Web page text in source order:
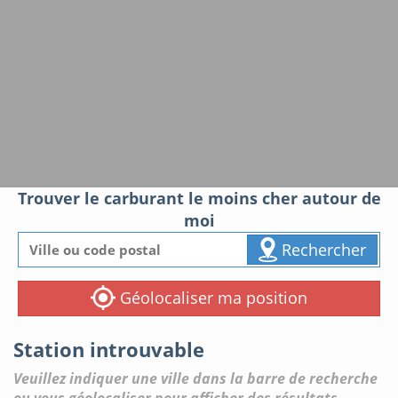
Trouver le carburant le moins cher autour de
moi
Rechercher
Géolocaliser ma position
Station introuvable
Veuillez indiquer une ville dans la barre de recherche